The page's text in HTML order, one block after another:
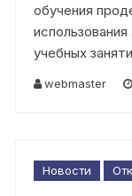
обучения
учебных
webmaster
Новости